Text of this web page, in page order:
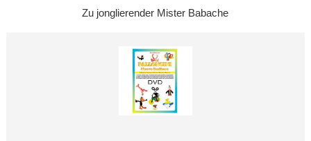
Zu jonglierender Mister Babache